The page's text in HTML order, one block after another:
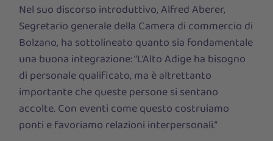
Nel suo discorso introduttivo, Alfred Aberer,
Segretario generale della Camera di commercio di
Bolzano, ha sottolineato quanto sia fondamentale
una buona integrazione: “L’Alto Adige ha bisogno
di personale qualificato, ma è altrettanto
importante che queste persone si sentano
accolte. Con eventi come questo costruiamo
ponti e favoriamo relazioni interpersonali.”